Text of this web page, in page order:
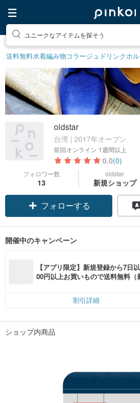
ユニークなアイテムを探そう
送料無料水着編み物コラージュ ドリンクホ
oldstar
台湾 | 2017年オープン
前回オンライン 1週間以上
0.0(0)
フォロワー数
13
oldstar
新規ショップ
フォローする
開催中のキャンペーン
【アプリ限定】新規登録から7日
00円以上お買いもので送料無料（
割引詳細
ショップ内商品